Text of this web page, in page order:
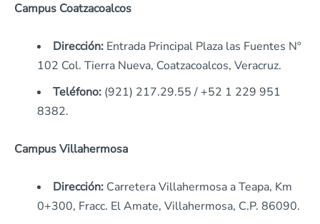
Campus Coatzacoalcos
Dirección: Entrada Principal Plaza las Fuentes Nº
102 Col. Tierra Nueva, Coatzacoalcos, Veracruz.
Teléfono: (921) 217.29.55 / +52 1 229 951
8382.
Campus Villahermosa
Dirección: Carretera Villahermosa a Teapa, Km
0+300, Fracc. El Amate, Villahermosa, C.P. 86090.